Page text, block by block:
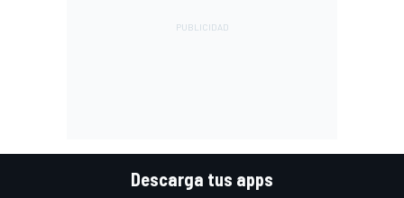
Descarga tus apps